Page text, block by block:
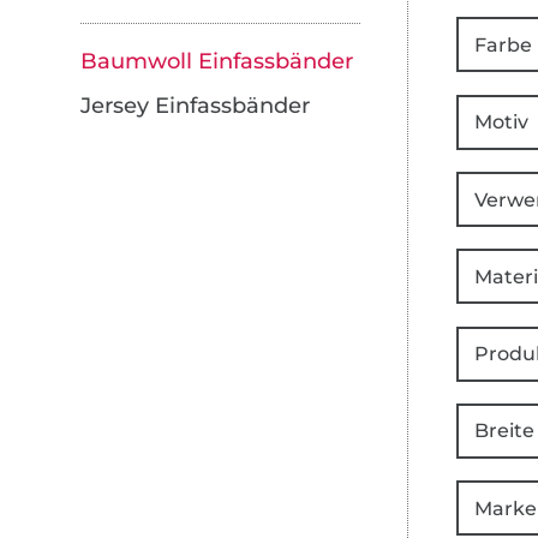
Baumwoll Einfassbänder
Jersey Einfassbänder
Farbe
Motiv
Marke